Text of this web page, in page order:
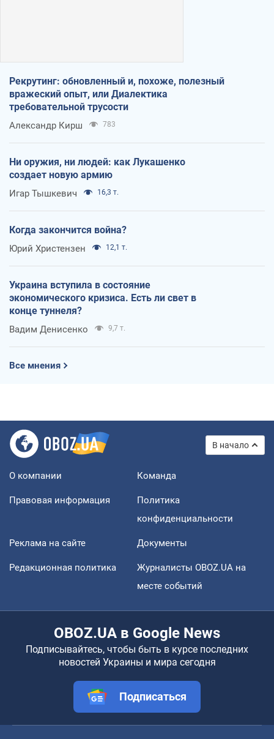
Рекрутинг: обновленный и, похоже, полезный
вражеский опыт, или Диалектика
требовательной трусости
Александр Кирш 783
Ни оружия, ни людей: как Лукашенко
создает новую армию
Игар Тышкевич 16,3 т.
Когда закончится война?
Юрий Христензен 12,1 т.
Украина вступила в состояние
экономического кризиса. Есть ли свет в
конце туннеля?
Вадим Денисенко 9,7 т.
Все мнения
В начало
О компании Команда
Правовая информация
Политика
конфиденциальности
Реклама на сайте Документы
Редакционная политика
Журналисты OBOZ.UA на
месте событий
OBOZ.UA в Google News
Подписывайтесь, чтобы быть в курсе последних
новостей Украины и мира сегодня
Подписаться